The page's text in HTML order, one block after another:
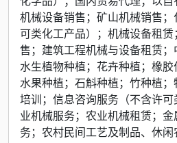
机械设备销售；矿山机械销售
可类化工产品）；机械设备租
售；建筑工程机械与设备租赁；
水生植物种植；花卉种植；橡胶
水果种植；石斛种植；竹种植
培训；信息咨询服务（不含许
业机械服务；农业机械租赁；
务；农村民间工艺及制品、休